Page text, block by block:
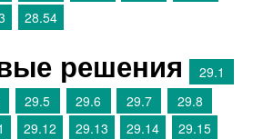
28.54
решения
29.1
29.5 29.6 29.7
29.8
29.12 29.13 29.14
29.15